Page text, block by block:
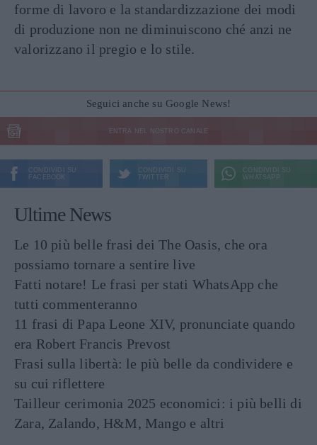
forme di lavoro e la standardizzazione dei modi
di produzione non ne diminuiscono ché anzi ne
valorizzano il pregio e lo stile.
Seguici anche su Google News!
ENTRA NEL NOSTRO CANALE
CONDIVIDI SU
FACEBOOK
CONDIVIDI SU
TWITTER
CONDIVIDI SU
WHATSAPP
Ultime News
Le 10 più belle frasi dei The Oasis, che ora
possiamo tornare a sentire live
Fatti notare! Le frasi per stati WhatsApp che
tutti commenteranno
11 frasi di Papa Leone XIV, pronunciate quando
era Robert Francis Prevost
Frasi sulla libertà: le più belle da condividere e
su cui riflettere
Tailleur cerimonia 2025 economici: i più belli di
Zara, Zalando, H&M, Mango e altri